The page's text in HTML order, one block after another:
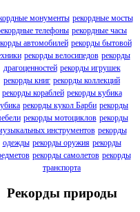
монументы рекордные мосты
телефоны рекордные часы
автомобилей рекорды бытовой
рекорды велосипедов рекорды
драгоценностей рекорды игрушек
рекорды книг рекорды коллекций
рекорды кораблей рекорды кубика
рекорды кукол Барби рекорды
рекорды мотоциклов рекорды
инструментов рекорды
одежды рекорды оружия рекорды
рекорды самолетов рекорды
транспорта
Рекорды природы